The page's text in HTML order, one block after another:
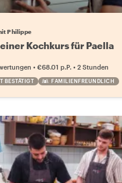
Philippe
Kochkurs für Paella
• €68.01 p.P. • 2 Stunden
BESTÄTIGT FAMILIENFREUNDLICH